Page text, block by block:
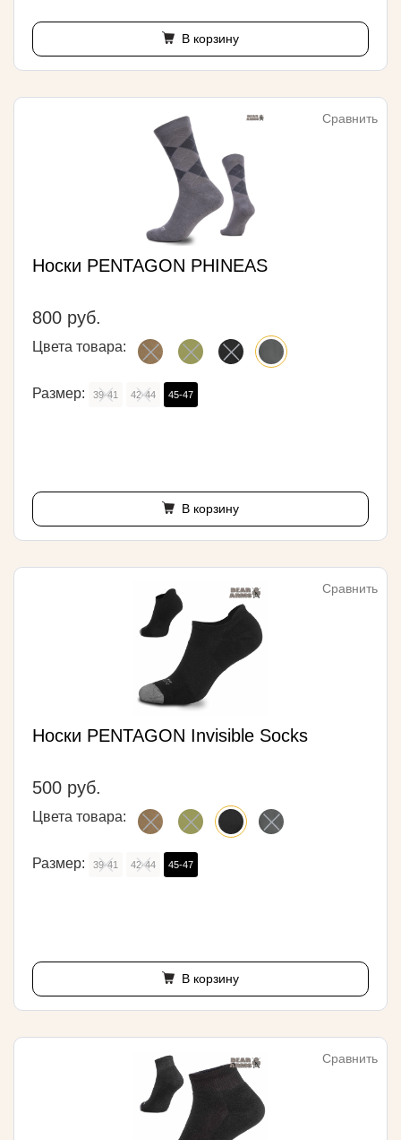
В корзину
Сравнить
Носки PENTAGON PHINEAS
800 руб.
Цвета товара:
Размер: 39-41 42-44 45-47
В корзину
Сравнить
Носки PENTAGON Invisible Socks
500 руб.
Цвета товара:
Размер: 39-41 42-44 45-47
В корзину
Сравнить